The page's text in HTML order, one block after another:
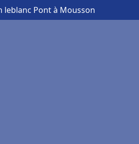
leblanc Pont à Mousson